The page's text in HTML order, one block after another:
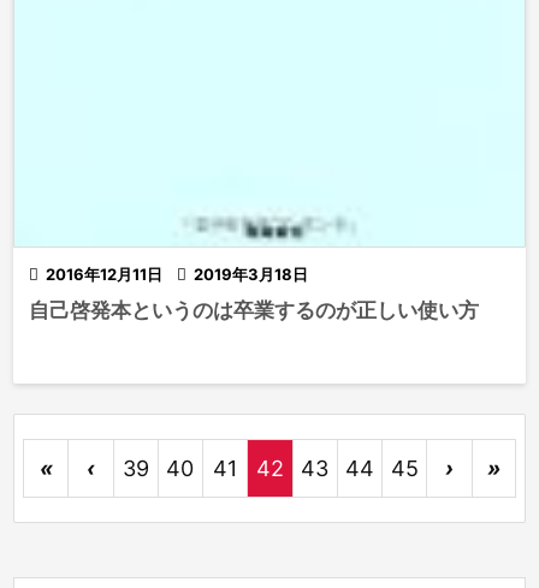
 2016年12月11日  2019年3月18日
自己啓発本というのは卒業するのが正しい使い方
« ‹ 39 40 41 42 43 44 45 › »